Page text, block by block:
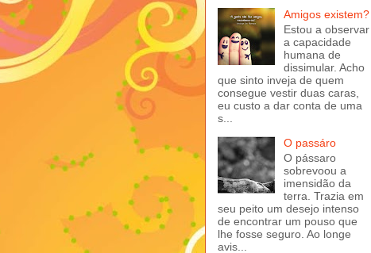
Amigos existem?
Estou a observar
a capacidade
humana de
dissimular. Acho
que sinto inveja de quem
consegue vestir duas caras,
eu custo a dar conta de uma
s...
O passáro
O pássaro
sobrevoou a
imensidão da
terra. Trazia em
seu peito um desejo intenso
de encontrar um pouso que
lhe fosse seguro. Ao longe
avis...